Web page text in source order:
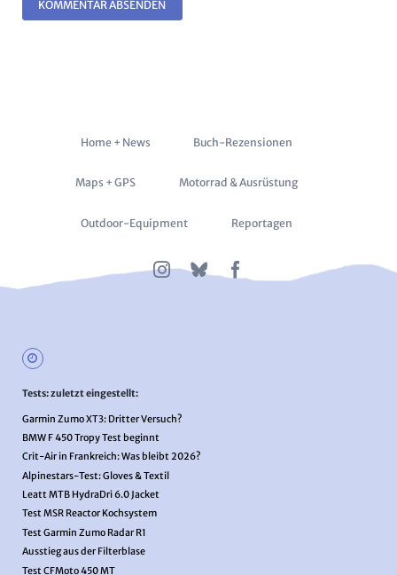
KOMMENTAR ABSENDEN
Navigation
Home + News Buch-Rezensionen
Maps + GPS Motorrad & Ausrüstung
Outdoor-Equipment Reportagen
Tests: zuletzt eingestellt:
Garmin Zumo XT3: Dritter Versuch?
BMW F 450 Tropy Test beginnt
Crit-Air in Frankreich: Was bleibt 2026?
Alpinestars-Test: Gloves & Textil
Leatt MTB HydraDri 6.0 Jacket
Test MSR Reactor Kochsystem
Test Garmin Zumo Radar R1
Ausstieg aus der Filterblase
Test CFMoto 450 MT